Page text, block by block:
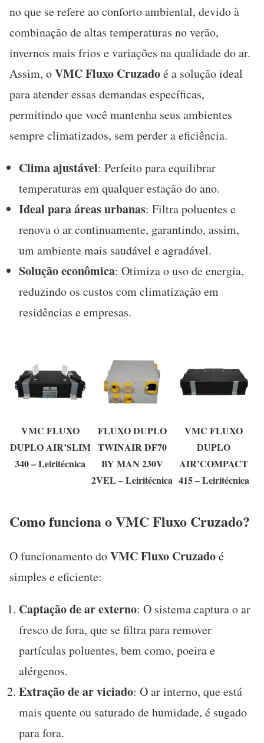
no que se refere ao conforto ambiental, devido à
combinação de altas temperaturas no verão,
invernos mais frios e variações na qualidade do ar.
Assim, oVMC Fluxo Cruzadoé a solução ideal
para atender essas demandas específicas,
permitindo que você mantenha seus ambientes
sempre climatizados, sem perder a eficiência.
Clima ajustável: Perfeito para equilibrar
temperaturas em qualquer estação do ano.
Ideal para áreas urbanas: Filtra poluentes e
renova o ar continuamente, garantindo, assim,
um ambiente mais saudável e agradável.
Solução econômica: Otimiza o uso de energia,
reduzindo os custos com climatização em
residências e empresas.
VMC FLUXO
DUPLO AIR’SLIM
340 – Leiritécnica
FLUXO DUPLO
TWINAIR DF70
BY MAN 230V
2VEL – Leiritécnica
VMC FLUXO
DUPLO
AIR’COMPACT
415 – Leiritécnica
Como funciona o VMC Fluxo Cruzado?
O funcionamento doVMC Fluxo Cruzadoé
simples e eficiente:
Captação de ar externo: O sistema captura o ar
fresco de fora, que se filtra para remover
partículas poluentes, bem como, poeira e
alérgenos.
Extração de ar viciado: O ar interno, que está
mais quente ou saturado de humidade, é sugado
para fora.